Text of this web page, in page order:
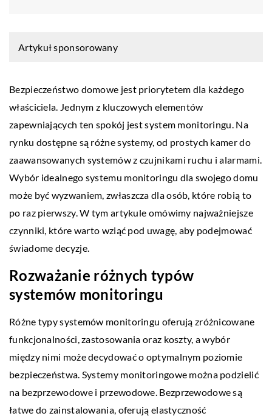
Artykuł sponsorowany
Bezpieczeństwo domowe jest priorytetem dla każdego
właściciela. Jednym z kluczowych elementów
zapewniających ten spokój jest system monitoringu. Na
rynku dostępne są różne systemy, od prostych kamer do
zaawansowanych systemów z czujnikami ruchu i alarmami.
Wybór idealnego systemu monitoringu dla swojego domu
może być wyzwaniem, zwłaszcza dla osób, które robią to
po raz pierwszy. W tym artykule omówimy najważniejsze
czynniki, które warto wziąć pod uwagę, aby podejmować
świadome decyzje.
Rozważanie różnych typów
systemów monitoringu
Różne typy systemów monitoringu oferują zróżnicowane
funkcjonalności, zastosowania oraz koszty, a wybór
między nimi może decydować o optymalnym poziomie
bezpieczeństwa. Systemy monitoringowe można podzielić
na bezprzewodowe i przewodowe. Bezprzewodowe są
łatwe do zainstalowania, oferują elastyczność